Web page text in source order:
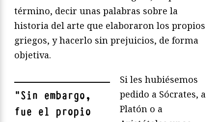
término, decir unas palabras sobre la
historia del arte que elaboraron los propios
griegos, y hacerlo sin prejuicios, de forma
objetiva.
"Sin embargo,
fue el propio
Si les hubiésemos
pedido a Sócrates, a
Platón o a